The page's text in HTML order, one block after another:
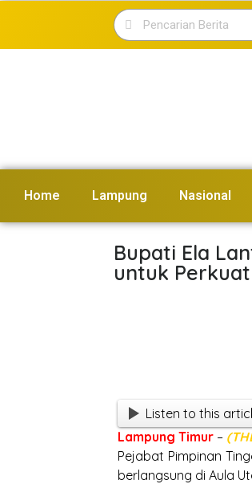
Home Lampung Nasional
Bupati Ela
untuk
Listen to this
Lampung Timur –
Pejabat Pimpinan
berlangsung di Aula